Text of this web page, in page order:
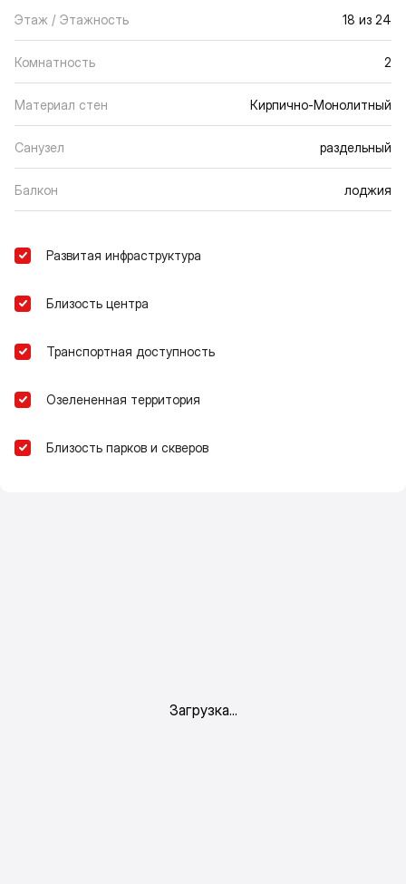
Этаж / Этажность 18 из 24
Комнатность 2
Материал стен Кирпично-Монолитный
Санузел раздельный
Балкон лоджия
Развитая инфраструктура
Близость центра
Транспортная доступность
Озелененная территория
Близость парков и скверов